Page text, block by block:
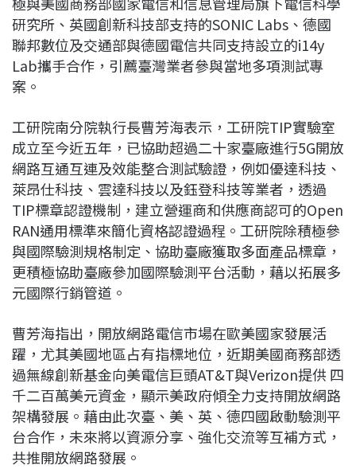
研究所、英國創新科技部支持的SONIC Labs、德國
聯邦數位及交通部與德國電信共同支持設立的i14y
Lab攜手合作，引薦臺灣業者參與當地多項測試專
案。
工研院南分院執行長曹芳海表示，工研院TIP實驗室
成立至今近五年，已協助超過二十家臺廠進行5G開放
網路互通互連及效能整合測試驗證，例如優達科技、
萊昂仕科技、雲達科技以及鈺登科技等業者，透過
TIP標章認證機制，建立營運商和供應商認可的Open
RAN通用標準來簡化資格認證過程。工研院除積極參
與國際驗測規格制定、協助臺廠獲取多面產品標章，
更積極協助臺廠參加國際驗測平台活動，藉以拓展多
元國際行銷管道。
曹芳海指出，開放網路電信市場在歐美國家發展活
躍，尤其美國地區占有指標地位，近期美國商務部透
過無線創新基金向美電信巨頭AT&T與Verizon提供 四
千二百萬美元資金，顯示美政府傾全力支持開放網路
架構發展。藉由此次臺、美、英、德四國啟動驗測平
台合作，未來將以資源分享、強化交流等互補方式，
共推開放網路發展。